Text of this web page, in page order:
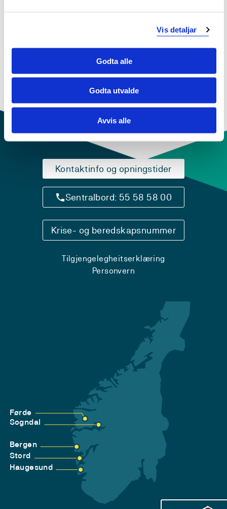
Vis detaljar
Godta alle
Godta utvalde
Avvis alle
Kontaktinfo og opningstider
Sentralbord: 55 58 58 00
Krise- og beredskapsnummer
Tilgjengelegheitserklæring
Personvern
Førde
Sogndal
Bergen
Stord
Haugesund